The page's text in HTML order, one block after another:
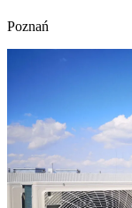
Poznań